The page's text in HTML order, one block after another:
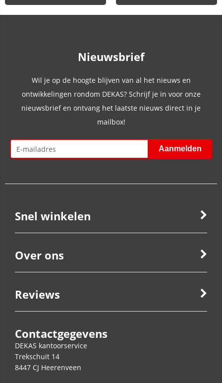
Nieuwsbrief
Wil je op de hoogte blijven van al het nieuws en
ontwikkelingen rondom DEKAS? Schrijf je in voor onze
nieuwsbrief en ontvang het laatste nieuws direct in je
mailbox!
Snel winkelen
Over ons
Reviews
Contactgegevens
DEKAS kantoorservice
Trekschuit 14
8447 CJ Heerenveen